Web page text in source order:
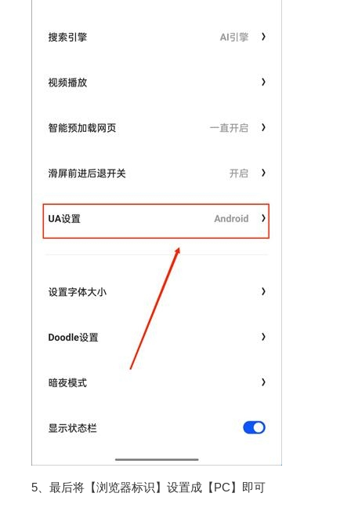
5、最后将【浏览器标识】设置成【PC】即可